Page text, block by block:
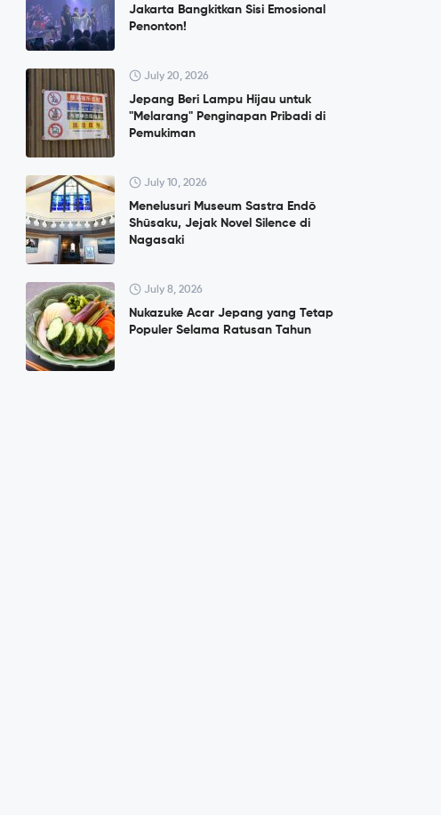
Jakarta Bangkitkan Sisi Emosional
Penonton!
July 20, 2026
Jepang Beri Lampu Hijau untuk
"Melarang" Penginapan Pribadi di
Pemukiman
July 10, 2026
Menelusuri Museum Sastra Endō
Shūsaku, Jejak Novel Silence di
Nagasaki
July 8, 2026
Nukazuke Acar Jepang yang Tetap
Populer Selama Ratusan Tahun